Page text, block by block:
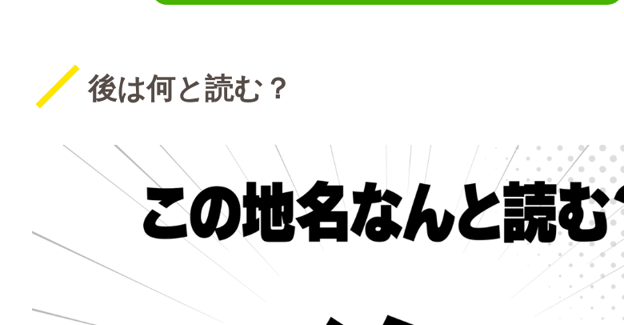
後は何と読む？